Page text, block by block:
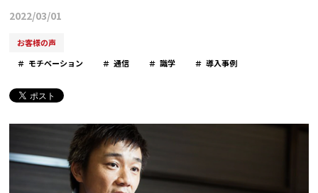
2022/03/01
お客様の声
モチベーション
通信 識学 導入事例